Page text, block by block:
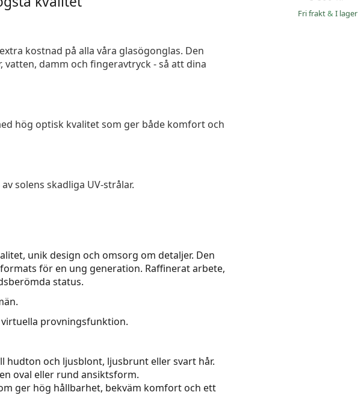
Fri frakt& I lager
kostnad på alla våra glasögonglas. Den
damm och fingeravtryck - så att dina
hög optisk kvalitet som ger både komfort och
solens skadliga UV-strålar.
unik design och omsorg om detaljer. Den
för en ung generation. Raffinerat arbete,
status.
provningsfunktion.
hudton och ljusblont, ljusbrunt eller svart hår.
oval eller rund ansiktsform.
ger hög hållbarhet, bekväm komfort och ett